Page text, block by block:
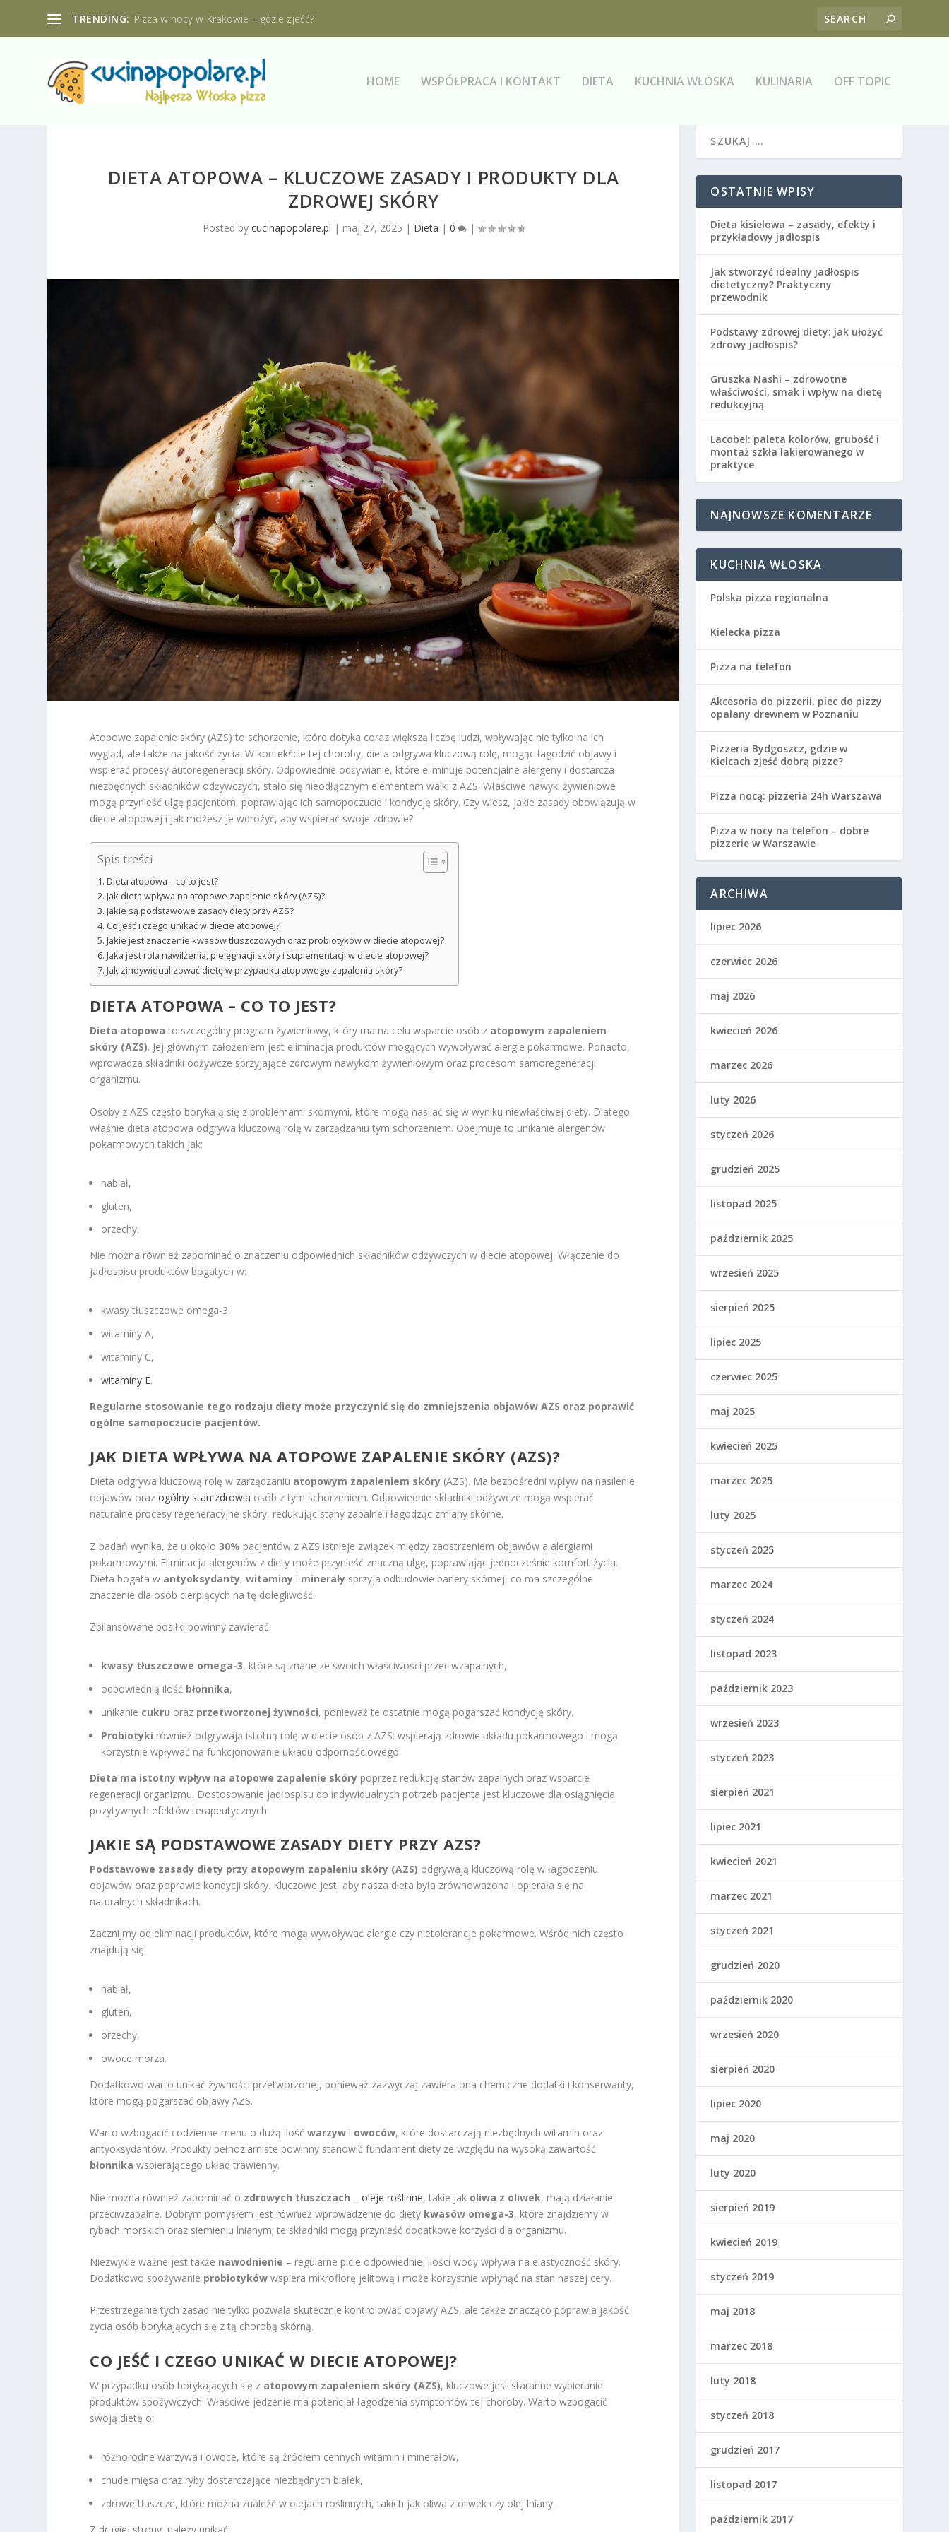
TRENDING: Pizza w nocy w Krakowie – gdzie zjeść?
HOME WSPÓŁPRACA I KONTAKT DIETA KUCHNIA WŁOSKA KULINARIA OFF TOPIC
DIETA ATOPOWA – KLUCZOWE ZASADY I PRODUKTY DLA
ZDROWEJ SKÓRY
Posted by cucinapopolare.pl | maj 27, 2025 | Dieta | 0 |
Atopowe zapalenie skóry (AZS) to schorzenie, które dotyka coraz większą liczbę ludzi, wpływając nie tylko na ich
wygląd, ale także na jakość życia. W kontekście tej choroby, dieta odgrywa kluczową rolę, mogąc łagodzić objawy i
wspierać procesy autoregeneracji skóry. Odpowiednie odżywianie, które eliminuje potencjalne alergeny i dostarcza
niezbędnych składników odżywczych, stało się nieodłącznym elementem walki z AZS. Właściwe nawyki żywieniowe
mogą przynieść ulgę pacjentom, poprawiając ich samopoczucie i kondycję skóry. Czy wiesz, jakie zasady obowiązują w
diecie atopowej i jak możesz je wdrożyć, aby wspierać swoje zdrowie?
Spis treści
Dieta atopowa – co to jest?
Jak dieta wpływa na atopowe zapalenie skóry (AZS)?
Jakie są podstawowe zasady diety przy AZS?
Co jeść i czego unikać w diecie atopowej?
Jakie jest znaczenie kwasów tłuszczowych oraz probiotyków w diecie atopowej?
Jaka jest rola nawilżenia, pielęgnacji skóry i suplementacji w diecie atopowej?
Jak zindywidualizować dietę w przypadku atopowego zapalenia skóry?
DIETA ATOPOWA – CO TO JEST?
Dieta atopowa to szczególny program żywieniowy, który ma na celu wsparcie osób z atopowym zapaleniem
skóry (AZS). Jej głównym założeniem jest eliminacja produktów mogących wywoływać alergie pokarmowe. Ponadto,
wprowadza składniki odżywcze sprzyjające zdrowym nawykom żywieniowym oraz procesom samoregeneracji
organizmu.
Osoby z AZS często borykają się z problemami skórnymi, które mogą nasilać się w wyniku niewłaściwej diety. Dlatego
właśnie dieta atopowa odgrywa kluczową rolę w zarządzaniu tym schorzeniem. Obejmuje to unikanie alergenów
pokarmowych takich jak:
nabiał,
gluten,
orzechy.
Nie można również zapominać o znaczeniu odpowiednich składników odżywczych w diecie atopowej. Włączenie do
jadłospisu produktów bogatych w:
kwasy tłuszczowe omega-3,
witaminy A,
witaminy C,
witaminy E.
Regularne stosowanie tego rodzaju diety może przyczynić się do zmniejszenia objawów AZS oraz poprawić
ogólne samopoczucie pacjentów.
JAK DIETA WPŁYWA NA ATOPOWE ZAPALENIE SKÓRY (AZS)?
Dieta odgrywa kluczową rolę w zarządzaniu atopowym zapaleniem skóry (AZS). Ma bezpośredni wpływ na nasilenie
objawów orazogólny stan zdrowia osób z tym schorzeniem. Odpowiednie składniki odżywcze mogą wspierać
naturalne procesy regeneracyjne skóry, redukując stany zapalne i łagodząc zmiany skórne.
Z badań wynika, że u około30% pacjentów z AZS istnieje związek między zaostrzeniem objawów a alergiami
pokarmowymi. Eliminacja alergenów z diety może przynieść znaczną ulgę, poprawiając jednocześnie komfort życia.
Dieta bogata w antyoksydanty,witaminy i minerały sprzyja odbudowie bariery skórnej, co ma szczególne
znaczenie dla osób cierpiących na tę dolegliwość.
Zbilansowane posiłki powinny zawierać:
kwasy tłuszczowe omega-3, które są znane ze swoich właściwości przeciwzapalnych,
odpowiednią ilość błonnika,
unikanie cukru oraz przetworzonej żywności, ponieważ te ostatnie mogą pogarszać kondycję skóry.
Probiotyki również odgrywają istotną rolę w diecie osób z AZS; wspierają zdrowie układu pokarmowego i mogą
korzystnie wpływać na funkcjonowanie układu odpornościowego.
Dieta ma istotny wpływ na atopowe zapalenie skóry poprzez redukcję stanów zapalnych oraz wsparcie
regeneracji organizmu. Dostosowanie jadłospisu do indywidualnych potrzeb pacjenta jest kluczowe dla osiągnięcia
pozytywnych efektów terapeutycznych.
JAKIE SĄ PODSTAWOWE ZASADY DIETY PRZY AZS?
Podstawowe zasady diety przy atopowym zapaleniu skóry (AZS) odgrywają kluczową rolę w łagodzeniu
objawów oraz poprawie kondycji skóry. Kluczowe jest, aby nasza dieta była zrównoważona i opierała się na
naturalnych składnikach.
Zacznijmy od eliminacji produktów, które mogą wywoływać alergie czy nietolerancje pokarmowe. Wśród nich często
znajdują się:
nabiał,
gluten,
orzechy,
owoce morza.
Dodatkowo warto unikać żywności przetworzonej, ponieważ zazwyczaj zawiera ona chemiczne dodatki i konserwanty,
które mogą pogarszać objawy AZS.
Warto wzbogacić codzienne menu o dużą ilośćwarzyw i owoców, które dostarczają niezbędnych witamin oraz
antyoksydantów. Produkty pełnoziarniste powinny stanowić fundament diety ze względu na wysoką zawartość
błonnika wspierającego układ trawienny.
Nie można również zapominać o zdrowych tłuszczach –oleje roślinne, takie jak oliwa z oliwek, mają działanie
przeciwzapalne. Dobrym pomysłem jest również wprowadzenie do diety kwasów omega-3, które znajdziemy w
rybach morskich oraz siemieniu lnianym; te składniki mogą przynieść dodatkowe korzyści dla organizmu.
Niezwykle ważne jest także nawodnienie – regularne picie odpowiedniej ilości wody wpływa na elastyczność skóry.
Dodatkowo spożywanie probiotyków wspiera mikroflorę jelitową i może korzystnie wpłynąć na stan naszej cery.
Przestrzeganie tych zasad nie tylko pozwala skutecznie kontrolować objawy AZS, ale także znacząco poprawia jakość
życia osób borykających się z tą chorobą skórną.
CO JEŚĆ I CZEGO UNIKAĆ W DIECIE ATOPOWEJ?
W przypadku osób borykających się z atopowym zapaleniem skóry (AZS), kluczowe jest staranne wybieranie
produktów spożywczych. Właściwe jedzenie ma potencjał łagodzenia symptomów tej choroby. Warto wzbogacić
swoją dietę o:
różnorodne warzywa i owoce, które są źródłem cennych witamin i minerałów,
chude mięsa oraz ryby dostarczające niezbędnych białek,
zdrowe tłuszcze, które można znaleźć w olejach roślinnych, takich jak oliwa z oliwek czy olej lniany.
Z drugiej strony, należy unikać:
OSTATNIE WPISY
Dieta kisielowa – zasady, efekty i
przykładowy jadłospis
Jak stworzyć idealny jadłospis
dietetyczny? Praktyczny
przewodnik
Podstawy zdrowej diety: jak ułożyć
zdrowy jadłospis?
Gruszka Nashi – zdrowotne
właściwości, smak i wpływ na dietę
redukcyjną
Lacobel: paleta kolorów, grubość i
montaż szkła lakierowanego w
praktyce
NAJNOWSZE KOMENTARZE
KUCHNIA WŁOSKA
Polska pizza regionalna
Kielecka pizza
Pizza na telefon
Akcesoria do pizzerii, piec do pizzy
opalany drewnem w Poznaniu
Pizzeria Bydgoszcz, gdzie w
Kielcach zjeść dobrą pizze?
Pizza nocą: pizzeria 24h Warszawa
Pizza w nocy na telefon – dobre
pizzerie w Warszawie
ARCHIWA
lipiec 2026
czerwiec 2026
maj 2026
kwiecień 2026
marzec 2026
luty 2026
styczeń 2026
grudzień 2025
listopad 2025
październik 2025
wrzesień 2025
sierpień 2025
lipiec 2025
czerwiec 2025
maj 2025
kwiecień 2025
marzec 2025
luty 2025
styczeń 2025
marzec 2024
styczeń 2024
listopad 2023
październik 2023
wrzesień 2023
styczeń 2023
sierpień 2021
lipiec 2021
kwiecień 2021
marzec 2021
styczeń 2021
grudzień 2020
październik 2020
wrzesień 2020
sierpień 2020
lipiec 2020
maj 2020
luty 2020
sierpień 2019
kwiecień 2019
styczeń 2019
maj 2018
marzec 2018
luty 2018
styczeń 2018
grudzień 2017
listopad 2017
październik 2017